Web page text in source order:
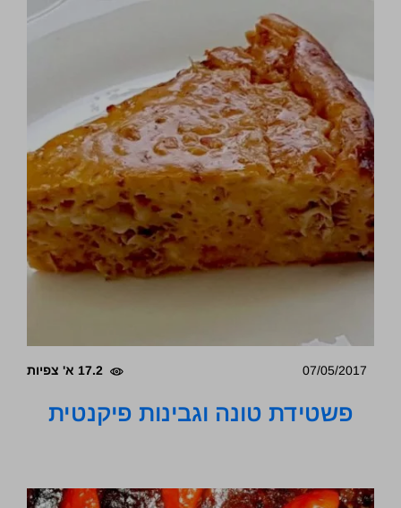
07/05/2017 17.2 א' צפיות
פשטידת טונה וגבינות פיקנטית